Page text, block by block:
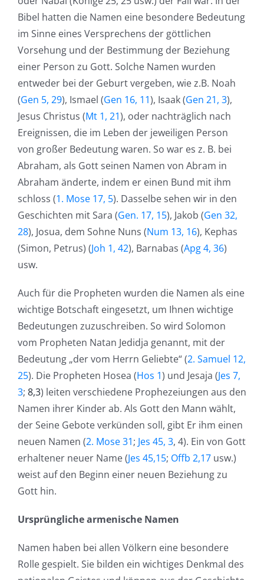
Bibel hatten die Namen eine besondere Bedeutung
im Sinne eines Versprechens der göttlichen
Vorsehung und der Bestimmung der Beziehung
einer Person zu Gott. Solche Namen wurden
entweder bei der Geburt vergeben, wie z.B. Noah
(Gen 5, 29), Ismael (Gen 16, 11), Isaak (Gen 21, 3),
Jesus Christus (Mt 1, 21), oder nachträglich nach
Ereignissen, die im Leben der jeweiligen Person
von großer Bedeutung waren. So war es z. B. bei
Abraham, als Gott seinen Namen von Abram in
Abraham änderte, indem er einen Bund mit ihm
schloss (1. Mose 17, 5). Dasselbe sehen wir in den
Geschichten mit Sara (Gen. 17, 15), Jakob (Gen 32,
28), Josua, dem Sohne Nuns (Num 13, 16), Kephas
(Simon, Petrus) (Joh 1, 42), Barnabas (Apg 4, 36)
usw.
Auch für die Propheten wurden die Namen als eine
wichtige Botschaft eingesetzt, um Ihnen wichtige
Bedeutungen zuzuschreiben. So wird Solomon
vom Propheten Natan Jedidja genannt, mit der
Bedeutung „der vom Herrn Geliebte“ (2. Samuel 12,
25). Die Propheten Hosea (Hos 1) und Jesaja (Jes 7,
3; 8,3) leiten verschiedene Prophezeiungen aus den
Namen ihrer Kinder ab. Als Gott den Mann wählt,
der Seine Gebote verkünden soll, gibt Er ihm einen
neuen Namen (2. Mose 31; Jes 45, 3, 4). Ein von Gott
erhaltener neuer Name (Jes 45,15; Offb 2,17usw.)
weist auf den Beginn einer neuen Beziehung zu
Gott hin.
Ursprüngliche armenische Namen
Namen haben bei allen Völkern eine besondere
Rolle gespielt. Sie bilden ein wichtiges Denkmal des